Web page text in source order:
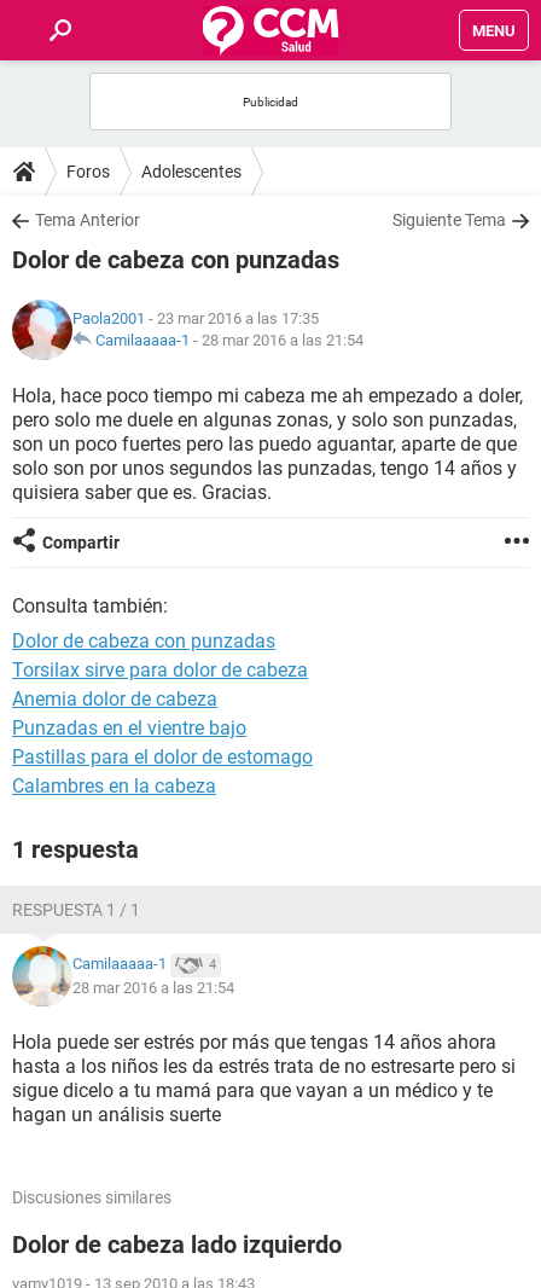
MENU
FOROS
SALUD
NUTRICIÓN
BIENESTAR
SEXUALIDAD
GLOSARIO
Foros Adolescentes
Tema Anterior Siguiente Tema
Dolor de cabeza con punzadas
Paola2001 - 23 mar 2016 a las 17:35
Camilaaaaa-1 - 28 mar 2016 a las 21:54
Hola, hace poco tiempo mi cabeza me ah empezado a doler,
pero solo me duele en algunas zonas, y solo son punzadas,
son un poco fuertes pero las puedo aguantar, aparte de que
solo son por unos segundos las punzadas, tengo 14 años y
quisiera saber que es. Gracias.
Compartir
Consulta también:
Dolor de cabeza con punzadas
Torsilax sirve para dolor de cabeza
Anemia dolor de cabeza
Punzadas en el vientre bajo
Pastillas para el dolor de estomago
Calambres en la cabeza
1 respuesta
RESPUESTA 1 / 1
Camilaaaaa-1 4
28 mar 2016 a las 21:54
Hola puede ser estrés por más que tengas 14 años ahora
hasta a los niños les da estrés trata de no estresarte pero si
sigue dicelo a tu mamá para que vayan a un médico y te
hagan un análisis suerte
Discusiones similares
Dolor de cabeza lado izquierdo
yamy1019 - 13 sep 2010 a las 18:43